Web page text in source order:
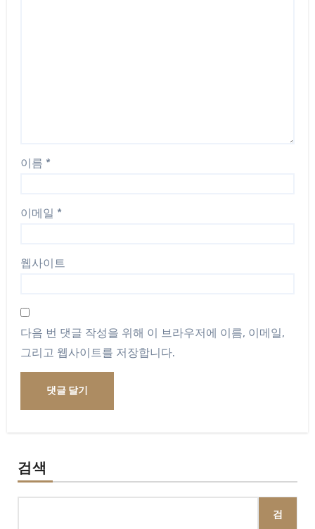
이름 *
이메일 *
웹사이트
다음 번 댓글 작성을 위해 이 브라우저에 이름, 이메일,
그리고 웹사이트를 저장합니다.
검색
검